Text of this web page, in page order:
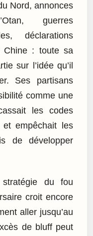
Nord, annonces
guerres
déclarations
Chine : toute sa
sur l’idée qu’il
Ses partisans
comme une
les codes
et empêchait les
de développer
du fou
croit encore
aller jusqu’au
de bluff peut